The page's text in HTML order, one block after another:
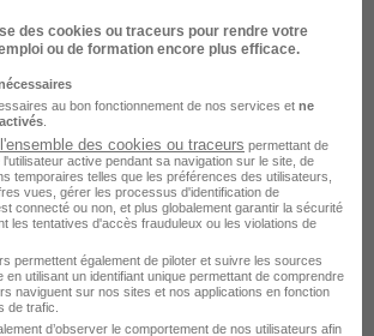
graphiques
de calcul
de données
Excel vers Word
des cookies ou traceurs pour rendre votre
ou de formation encore plus efficace.
au bon fonctionnement de nos services et ne
des cookies ou traceurs permettant de
active pendant sa navigation sur le site, de
temporaires telles que les préférences des utilisateurs,
vues, gérer les processus d'identification de
connecté ou non, et plus globalement garantir la sécurité
les tentatives d'accès frauduleux ou les violations de
permettent également de piloter et suivre les sources
en utilisant un identifiant unique permettant de comprendre
naviguent sur nos sites et nos applications en fonction
de trafic.
d’observer le comportement de nos utilisateurs afin